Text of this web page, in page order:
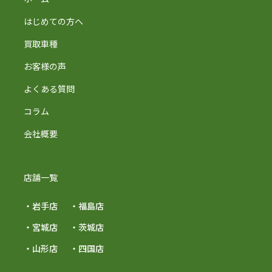
はじめての方へ
買取車種
お客様の声
よくある質問
コラム
会社概要
店舗一覧
・岩手店
・宮城店
・山形店
・福島店
・茨城店
・四国店